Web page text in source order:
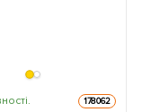
178062